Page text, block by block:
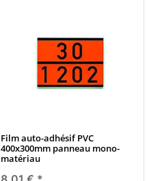
Film auto-adhésif PVC
400x300mm panneau mono-
matériau